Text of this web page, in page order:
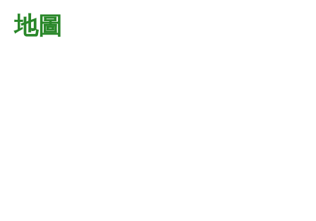
地圖